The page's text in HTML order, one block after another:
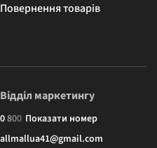
Повернення товарів
Відділ маркетингу
0800 Показати номер
allmallua41@gmail.com